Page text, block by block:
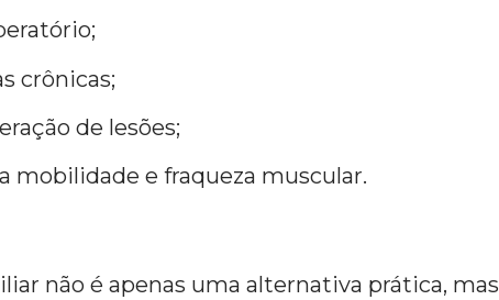
crônicas;
de lesões;
mobilidade e fraqueza muscular.
não é apenas uma alternativa prática, mas